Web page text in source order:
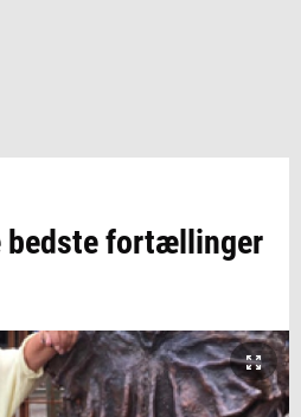
bedste fortællinger